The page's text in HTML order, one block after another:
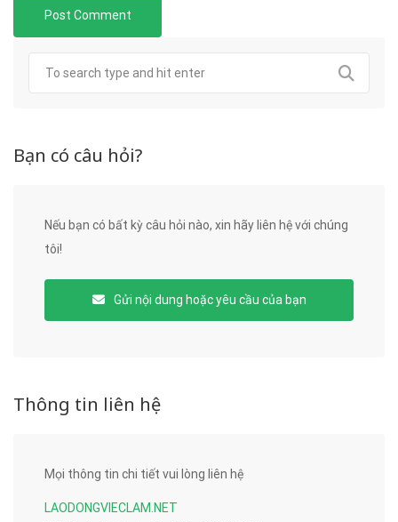
Bạn có câu hỏi?
Nếu bạn có bất kỳ câu hỏi nào, xin hãy liên hệ với chúng
tôi!
Gửi nội dung hoặc yêu cầu của bạn
Thông tin liên hệ
Mọi thông tin chi tiết vui lòng liên hệ
LAODONGVIECLAM.NET